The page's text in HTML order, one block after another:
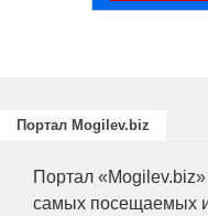
Портал Mogilev.biz
Портал
самых посещаемых